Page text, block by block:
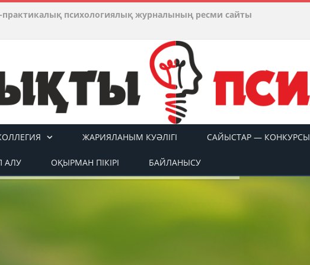
психологиялық журналының ресми сайты
ЖАРИЯЛАНЫМ КУӘЛІГІ САЙЫСТАР — КОНКУРСЫ
АЛУ ОҚЫРМАН ПІКІРІ БАЙЛАНЫСУ